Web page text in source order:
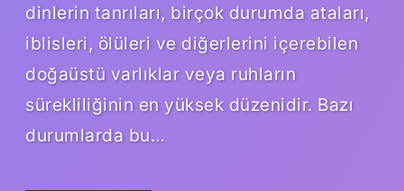
dinlerin tanrıları, birçok durumda ataları,
iblisleri, ölüleri ve diğerlerini içerebilen
doğaüstü varlıklar veya ruhların
sürekliliğinin en yüksek düzenidir. Bazı
durumlarda bu…